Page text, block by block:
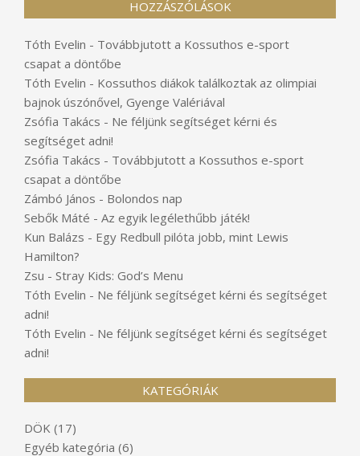
HOZZÁSZÓLÁSOK
Tóth Evelin - Továbbjutott a Kossuthos e-sport
csapat a döntőbe
Tóth Evelin - Kossuthos diákok találkoztak az olimpiai
bajnok úszónővel, Gyenge Valériával
Zsófia Takács - Ne féljünk segítséget kérni és
segítséget adni!
Zsófia Takács - Továbbjutott a Kossuthos e-sport
csapat a döntőbe
Zámbó János - Bolondos nap
Sebők Máté - Az egyik legélethűbb játék!
Kun Balázs - Egy Redbull pilóta jobb, mint Lewis
Hamilton?
Zsu - Stray Kids: God’s Menu
Tóth Evelin - Ne féljünk segítséget kérni és segítséget
adni!
Tóth Evelin - Ne féljünk segítséget kérni és segítséget
adni!
KATEGÓRIÁK
DÖK (17)
Egyéb kategória (6)